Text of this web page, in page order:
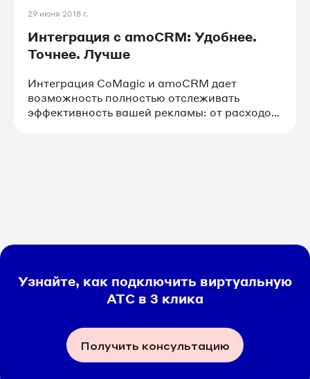
29 июня 2018 г.
Интеграция с amoCRM: Удобнее.
Точнее. Лучше
Интеграция CoMagic и amoCRM дает
возможность полностью отслеживать
эффективность вашей рекламы: от расходов
Узнайте, как подключить виртуальную
АТС в 3 клика
Получить консультацию